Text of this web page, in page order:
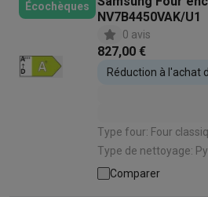
Écochèques
NV7B4450VAK/U1
0 avis
827,00 €
Réduction à l'achat
Type four: Four
Type de nettoyage: Pyrolyse |
76 L | Classe énergétique: A+ | Type
Comparer